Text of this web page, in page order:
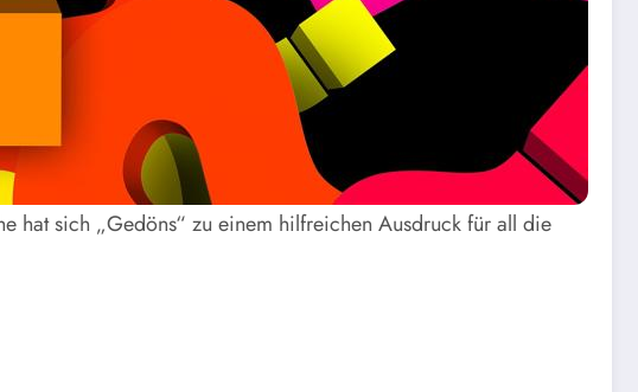
hat sich „Gedöns“ zu einem hilfreichen Ausdruck für all die